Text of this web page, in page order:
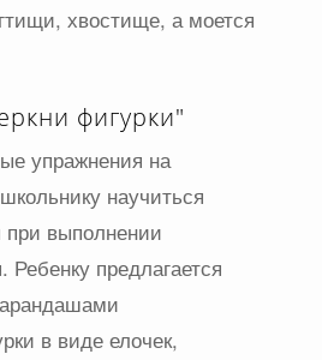
хвостище, а моется
фигурки"
упражнения на
научиться
при выполнении
Ребенку предлагается
в виде елочек,